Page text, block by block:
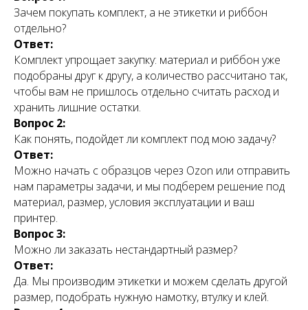
Зачем покупать комплект, а не этикетки и риббон
отдельно?
Ответ:
Комплект упрощает закупку: материал и риббон уже
подобраны друг к другу, а количество рассчитано так,
чтобы вам не пришлось отдельно считать расход и
хранить лишние остатки.
Вопрос 2:
Как понять, подойдет ли комплект под мою задачу?
Ответ:
Можно начать с образцов через Ozon или отправить
нам параметры задачи, и мы подберем решение под
материал, размер, условия эксплуатации и ваш
принтер.
Вопрос 3:
Можно ли заказать нестандартный размер?
Ответ:
Да. Мы производим этикетки и можем сделать другой
размер, подобрать нужную намотку, втулку и клей.
У вас остались
вопросы?
Не знаете, как сделать заказ?
Звоните, мы поможем!
+7 (964) 723-6000